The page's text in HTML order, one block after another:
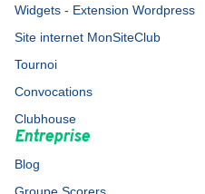
Widgets - Extension Wordpress
Site internet MonSiteClub
Tournoi
Convocations
Clubhouse
Entreprise
Blog